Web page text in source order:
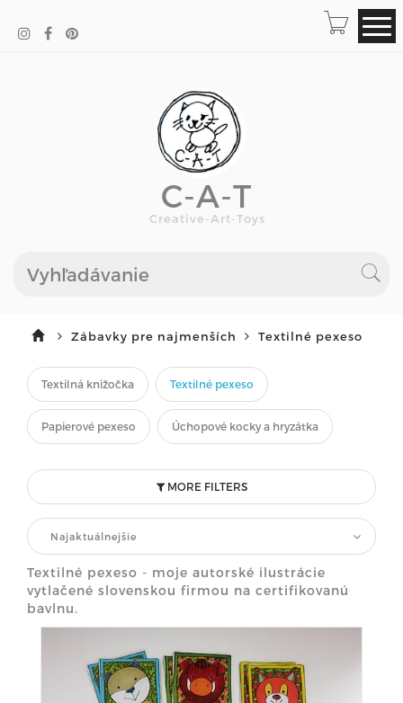
C-A-T
Creative-Art-Toys
Zábavky pre najmenších Textilné pexeso
Textilná knižočka Textilné pexeso
Papierové pexeso Úchopové kocky a hryzátka
MORE FILTERS
Najaktuálnejšie
Textilné pexeso - moje autorské ilustrácie
vytlačené slovenskou firmou na certifikovanú
bavlnu.